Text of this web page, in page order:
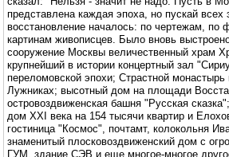
представлена каждая эпоха, но пускай всех
восстановление началось: по чертежам, по
картинам живописцев. Было вновь
сооружение Москвы величественный храм
крупнейший в истории концертный зал
переломовской эпохи; Страстной монастырь
Лужниках; высотный дом на площади
островоздвиженская башня "Русская
дом XXI века на 154 тысячи квартир и
гостиница "Космос", почтамт, колокольня
знаменитый плосковоздвиженский дом с
ГУМ, здание СЭВ и еще многое-многое